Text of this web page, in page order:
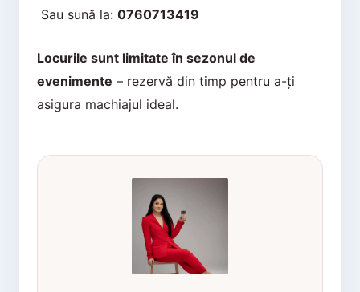
Sau sună la: 0760713419
Locurile sunt limitate în sezonul de
evenimente – rezervă din timp pentru a-ți
asigura machiajul ideal.